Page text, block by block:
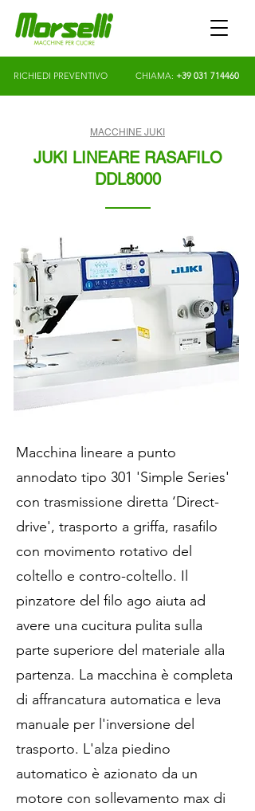
RICHIEDI PREVENTIVO CHIAMA: +39 031 714460
MACCHINE JUKI
JUKI LINEARE RASAFILO
DDL8000
Macchina lineare a punto
annodato tipo 301 'Simple Series'
con trasmissione diretta ‘Direct-
drive', trasporto a griffa, rasafilo
con movimento rotativo del
coltello e contro-coltello. Il
pinzatore del filo ago aiuta ad
avere una cucitura pulita sulla
parte superiore del materiale alla
partenza. La macchina è completa
di affrancatura automatica e leva
manuale per l'inversione del
trasporto. L'alza piedino
automatico è azionato da un
motore con sollevamento max di